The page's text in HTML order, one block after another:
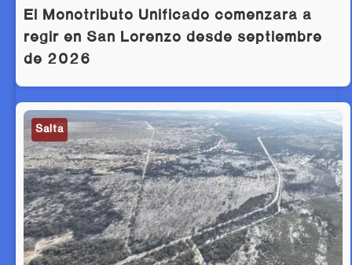
El Monotributo Unificado comenzará a
regir en San Lorenzo desde septiembre
de 2026
Salta